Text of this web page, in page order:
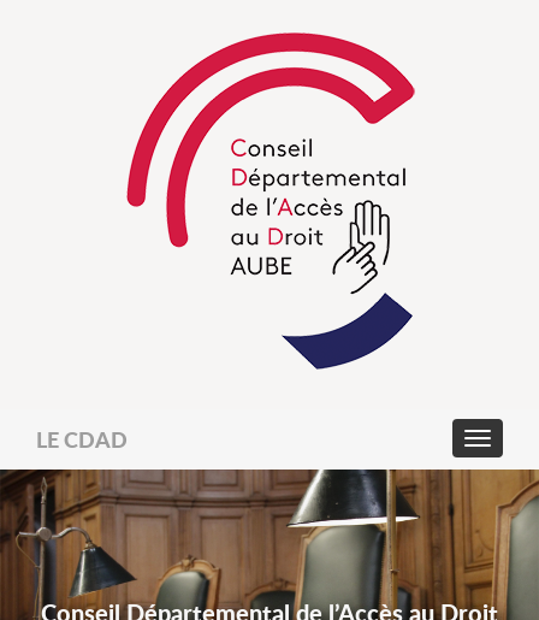
LE CDAD
Conseil Départemental de l’Accès au Droit